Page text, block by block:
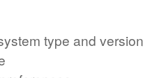
type and version